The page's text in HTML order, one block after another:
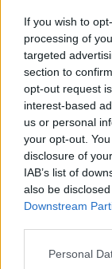
If you wish to
processing of
targeted
section to
opt-out request
interest-based
us or personal
your opt-out.
disclosure of
IAB’s list of
also be
Downstream
Please note
Personal
pericoli
medio-lungo
perdita di
Trasformare
concrete,
rimane la
mirati